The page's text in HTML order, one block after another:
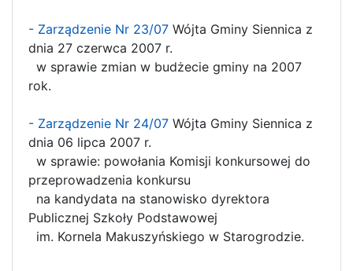
- Zarządzenie Nr 23/07 Wójta Gminy Siennica z
dnia 27 czerwca 2007 r.
w sprawie zmian w budżecie gminy na 2007
rok.
- Zarządzenie Nr 24/07 Wójta Gminy Siennica z
dnia 06 lipca 2007 r.
w sprawie: powołania Komisji konkursowej do
przeprowadzenia konkursu
na kandydata na stanowisko dyrektora
Publicznej Szkoły Podstawowej
im. Kornela Makuszyńskiego w Starogrodzie.